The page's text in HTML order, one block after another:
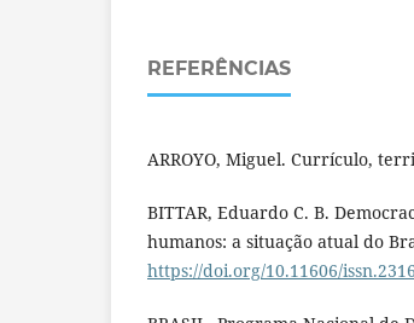
REFERÊNCIAS
ARROYO, Miguel. Currículo,
BITTAR, Eduardo C. B.
humanos: a situação atual do
https://doi.org/10.11606/